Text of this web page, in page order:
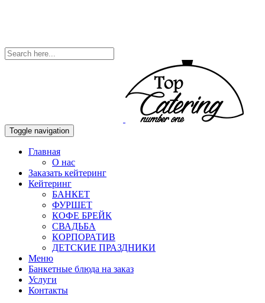
Toggle navigation
Главная
О нас
Заказать кейтеринг
Кейтеринг
БАНКЕТ
ФУРШЕТ
КОФЕ БРЕЙК
СВАДЬБА
КОРПОРАТИВ
ДЕТСКИЕ ПРАЗДНИКИ
Меню
Банкетные блюда на заказ
Услуги
Контакты